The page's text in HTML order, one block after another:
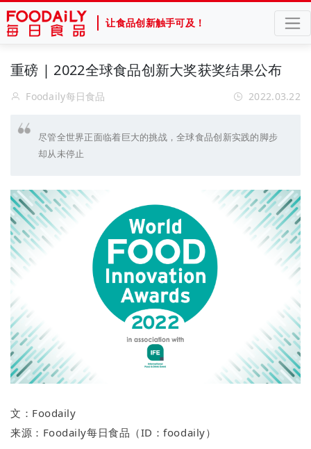
让食品创新触手可及！
重磅 | 2022全球食品创新大奖获奖结果公布
Foodaily每日食品 2022.03.22
尽管全世界正面临着巨大的挑战，全球食品创新实践的脚步
却从未停止
文：Foodaily
来源：Foodaily每日食品（ID：foodaily）